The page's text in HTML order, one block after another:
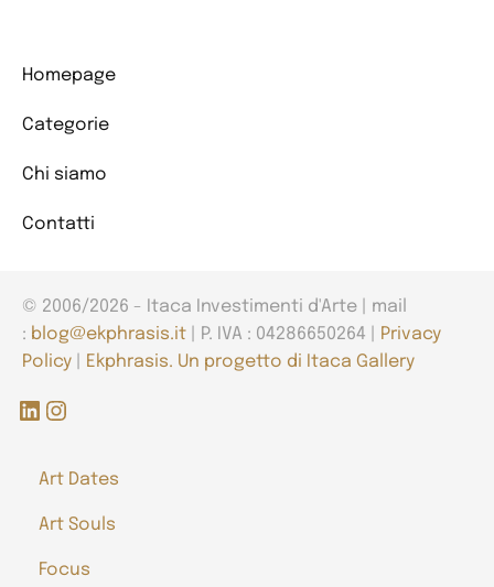
Homepage
Categorie
Chi siamo
Contatti
© 2006/2026 - Itaca Investimenti d'Arte | mail
: blog@ekphrasis.it | P. IVA : 04286650264 |
Privacy
Policy
Ekphrasis. Un progetto di Itaca Gallery
LinkedIn
Instagram
Art Dates
Art Souls
Focus